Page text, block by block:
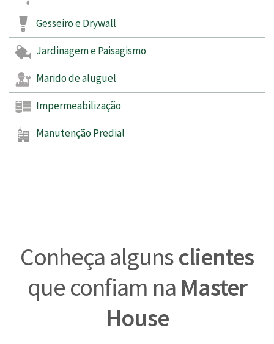
Gesseiro e Drywall
Jardinagem e Paisagismo
Marido de aluguel
Impermeabilização
Manutenção Predial
Conheça algunsclientes
que confiam na Master
House